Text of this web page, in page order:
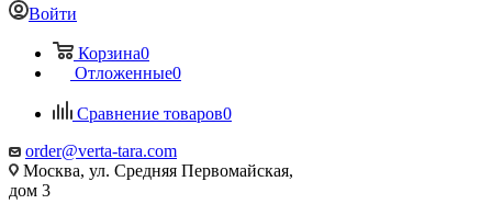
Войти
Корзина0
Отложенные0
Сравнение товаров0
order@verta-tara.com
Москва, ул. Средняя Первомайская,
дом 3